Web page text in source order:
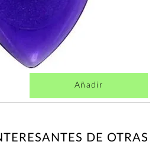
Añadir
DE OTRAS